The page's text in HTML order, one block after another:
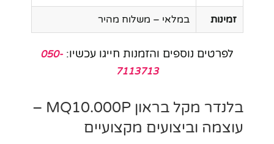
זמינות במלאי – משלוח מהיר
לפרטים נוספים והזמנות חייגו עכשיו: 050-
7113713
בלנדר מקל בראון MQ10.000P –
עוצמה וביצועים מקצועיים